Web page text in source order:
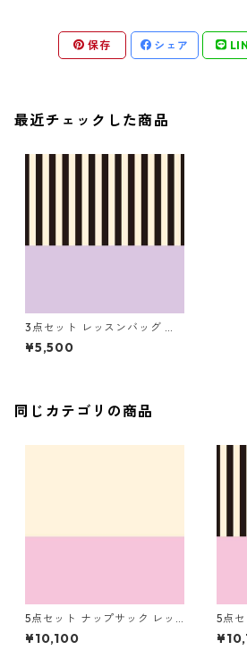
保存 シェア
最近チェックした商品
3点セット レッスンバッグ シ
ューズバッグ コップ袋 ラベン
ダー×ストライプ（細）
¥5,500
同じカテゴリの商品
5点セット ナップサック レッ
スンバッグ シューズバッグ コ
ップ袋 お着替え袋 ピンク×キ
¥10,100
5点
スン
ップ